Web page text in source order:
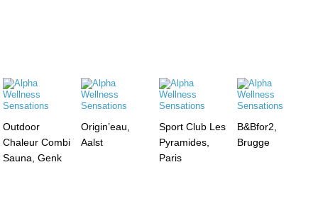
Outdoor
Chaleur Combi
Sauna, Genk
Origin’eau,
Aalst
Sport Club Les
Pyramides,
Paris
B&Bfor2,
Brugge